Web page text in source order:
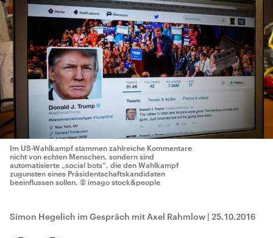
Im US-Wahlkampf stammen zahlreiche Kommentare
nicht von echten Menschen, sondern sind
automatisierte „social bots“, die den Wahlkampf
zugunsten eines Präsidentschaftskandidaten
beeinflussen sollen. © imago stock&people
Simon Hegelich im Gespräch mit Axel Rahmlow | 25.10.2016